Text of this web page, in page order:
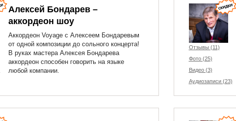
Алексей Бондарев –
аккордеон шоу
Аккордеон Voyage с Алексеем Бондаревым
от одной композиции до сольного концерта!
В руках мастера Алексея Бондарева
аккордеон способен говорить на языке
любой компании.
Отзывы (11)
Фото (25)
Видео (3)
Аудиозаписи (23)